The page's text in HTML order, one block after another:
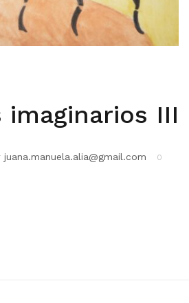
imaginarios III
juana.manuela.alia@gmail.com
0